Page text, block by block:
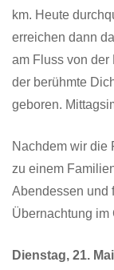
km. Heute
erreichen dann
am Fluss von der
der berühmte
geboren.
Nachdem wir die
zu einem
Abendessen und
Übernachtung im
Dienstag, 21.